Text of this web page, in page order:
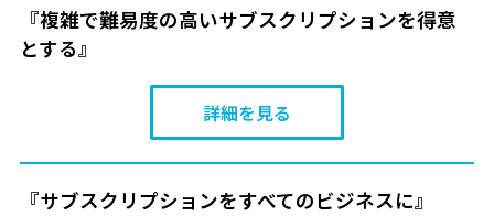
『複雑で難易度の高いサブスクリプションを得意
とする』
詳細を見る
『サブスクリプションをすべてのビジネスに』